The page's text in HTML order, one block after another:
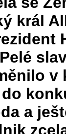
král
v
a